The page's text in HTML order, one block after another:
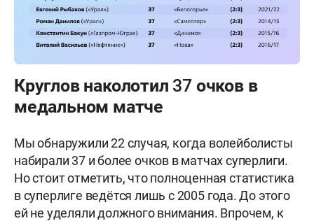
Круглов наколотил 37 очков в
медальном матче
Мы обнаружили 22 случая, когда волейболисты
набирали 37 и более очков в матчах суперлиги.
Но стоит отметить, что полноценная статистика
в суперлиге ведётся лишь с 2005 года. До этого
ей не уделяли должного внимания. Впрочем, к